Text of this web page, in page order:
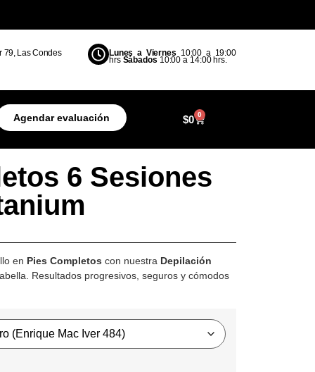
79, Las Condes Lunes a Viernes 10:00 a 19:00
hrs Sábados 10:00 a 14:00 hrs.
Agendar evaluación $0 0
6 Sesiones
en Pies Completos con nuestra Depilación
Resultados progresivos, seguros y cómodos